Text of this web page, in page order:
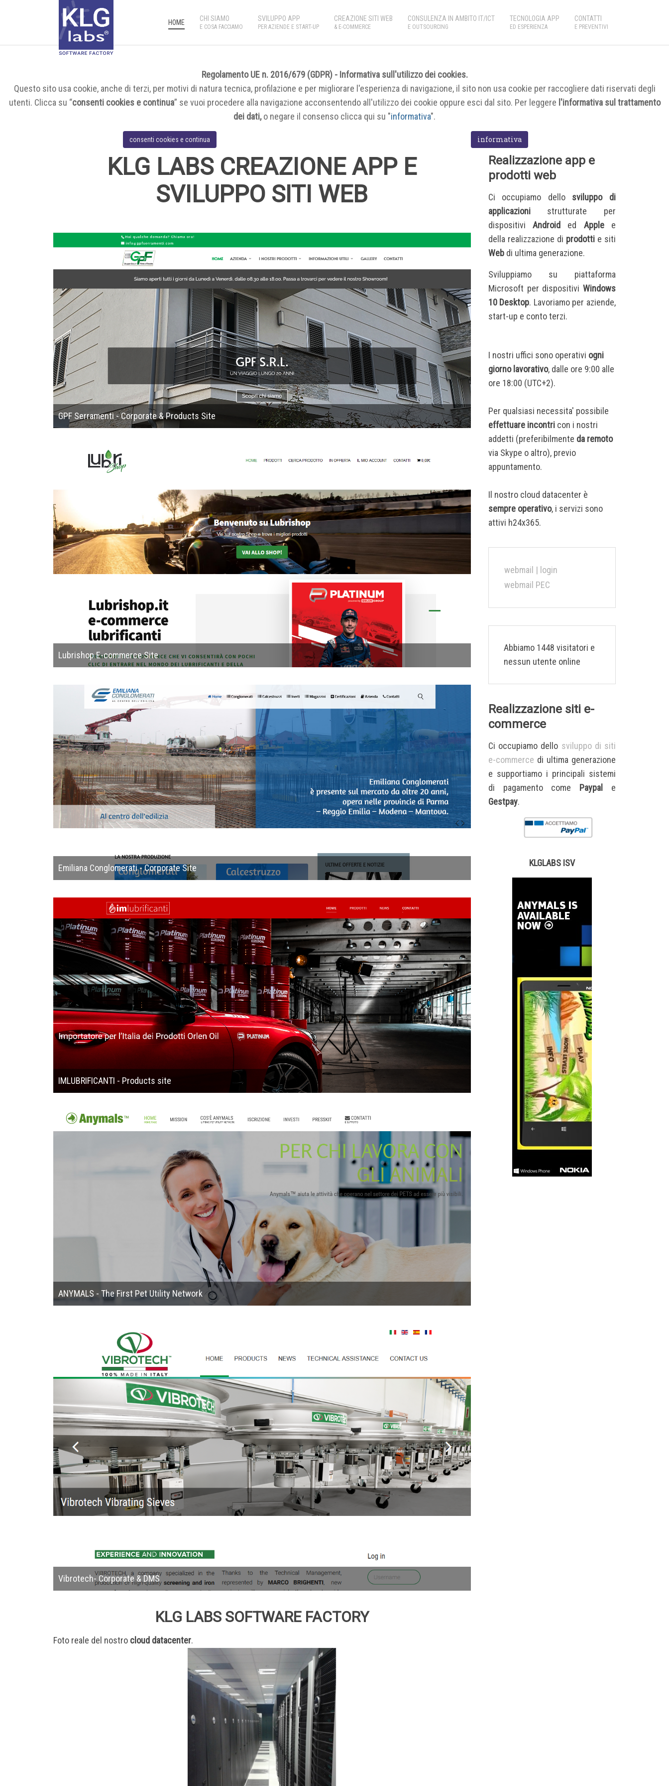
Regolamento UE n. 2016/679 (GDPR) - Informativa sull'utilizzo dei cookies.
Questo sito usa cookie, anche di terzi, per motivi di natura tecnica, profilazione e per migliorare l'esperienza di navigazione, il sito non usa cookie per raccogliere dati riservati degli
utenti. Clicca su “consenti cookies e continua” se vuoi procedere alla navigazione acconsentendo all'utilizzo dei cookie oppure esci dal sito. Per leggere l'informativa sul trattamento
dei dati,o negare il consenso clicca qui su "informativa".
consenti cookies e continua informativa
HOME CHI SIAMO
E COSA FACCIAMO
SVILUPPO APP
PER AZIENDE E START-UP
CREAZIONE SITI WEB
& E-COMMERCE
CONSULENZA IN AMBITO IT/ICT
E OUTSOURCING
TECNOLOGIA APP
ED ESPERIENZA
CONTATTI
E PREVENTIVI
KLG LABS CREAZIONE APP E
SVILUPPO SITI WEB
GPF Serramenti - Corporate & Products Site
Lubrishop E-commerce Site
Emiliana Conglomerati - Corporate Site
IMLUBRIFICANTI - Products site
ANYMALS - The First Pet Utility Network
Vibrotech- Corporate & DMS
KLG LABS SOFTWARE FACTORY
Foto reale del nostro cloud datacenter.
Realizzazione app e
prodotti web
Ci occupiamo dello sviluppo di
applicazioni strutturate
per
dispositiviAndroid ed Apple e
della realizzazione di prodottie siti
Web di ultima generazione.
Sviluppiamo su piattaforma
Microsoft per dispositivi Windows
10 Desktop. Lavoriamo per aziende,
start-up e conto terzi.
I nostri uffici sono operativi ogni
giorno lavorativo, dalle ore 9:00 alle
ore 18:00 (UTC+2).
Per qualsiasi necessita' possibile
effettuare incontricon i nostri
addetti (preferibilmente da remoto
via Skype o altro), previo
appuntamento.
Il nostro cloud datacenter è
sempre operativo, i servizi sono
attivi h24x365.
webmail | login
webmail PEC
Abbiamo 1448 visitatori e
nessun utente online
Realizzazione siti e-
commerce
Ci occupiamo dello sviluppo di siti
e-commerce di ultima generazione
e supportiamo i principali sistemi
di pagamento come Paypal e
Gestpay.
KLGLABS ISV